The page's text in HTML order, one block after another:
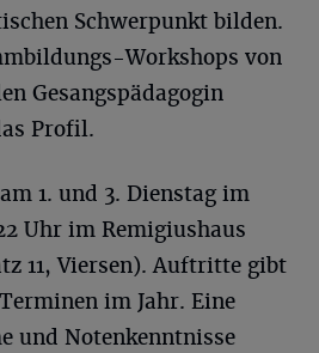
Schwerpunkt bilden.
Workshops von
Gesangspädagogin
Profil.
1. und 3. Dienstag im
Uhr im Remigiushaus
11, Viersen). Auftritte gibt
im Jahr. Eine
und Notenkenntnisse